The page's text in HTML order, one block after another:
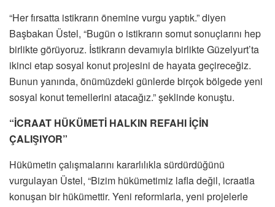
“Her fırsatta istikrarın önemine vurgu yaptık.” diyen
Başbakan Üstel, “Bugün o istikrarın somut sonuçlarını hep
birlikte görüyoruz. İstikrarın devamıyla birlikte Güzelyurt’ta
ikinci etap sosyal konut projesini de hayata geçireceğiz.
Bunun yanında, önümüzdeki günlerde birçok bölgede yeni
sosyal konut temellerini atacağız.” şeklinde konuştu.
“İCRAAT HÜKÜMETİ HALKIN REFAHI İÇİN
ÇALIŞIYOR”
Hükümetin çalışmalarını kararlılıkla sürdürdüğünü
vurgulayan Üstel, “Bizim hükümetimiz lafla değil, icraatla
konuşan bir hükümettir. Yeni reformlarla, yeni projelerle